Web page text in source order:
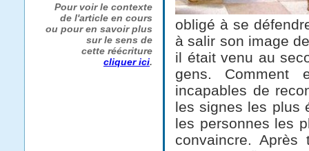
Pour voir le contexte
de l'article en cours
ou pour en savoir plus
sur le sens de
cette réécriture
cliquer ici.
obligé à se
à salir son image
il était venu au
gens. Comment
incapables de
les signes les plus
les personnes les
convaincre.